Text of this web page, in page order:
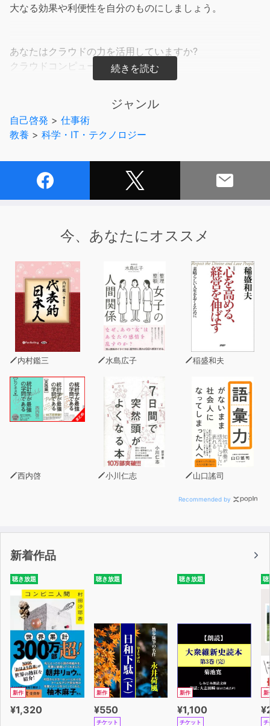
大なる効果や利便性を自分のものにしましょう。
あなたはクラウドの力を活用していますか?
クラウドコンピューティングの進化が、
ビジネスパーソンの仕事術、勉強法に大きな変化をもたら
アイフォーン、ツイッターを効果的に使うにはどうしたら
よいか。
経済評論家の勝間和代、レバレッジコンサルティング社長
自身のクラウド活用法を紹介します。
の勉強はどうあるべきか講義します。
ジャンル
自己啓発 > 仕事術
教養 > 科学・IT・テクノロジー
今、あなたにオススメ
内村鑑三 水島広子 稲盛和夫
西内啓 小川仁志 山口謠司
Recommended by
新着作品
聴き放題
新作
¥1,320
聴き放題
新作
¥550
チケット
聴き放題
新作
¥1,100
チケット
聴
新
チ